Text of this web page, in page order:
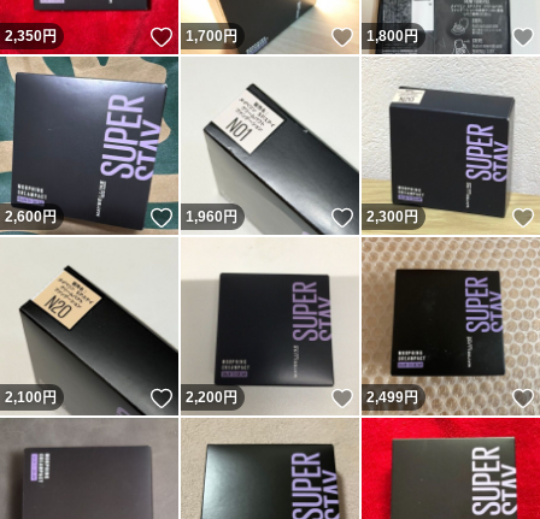
2,350円 いいね！
1,700円 いいね！
1,800円
2,600円 いいね！
1,960 円 いいね！
2,300円
2,100円 いいね！
2,200円 いいね！
2,499円